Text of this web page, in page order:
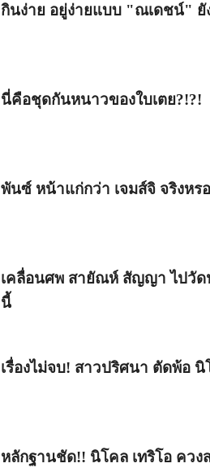
กินง่าย อยู่ง่ายแบบ "ณเดชน์" ยั
นี่คือชุดกันหนาวของใบเตย?!?!
พันซ์ หน้าแก่กว่า เจมส์จิ จริงหรอ
เคลื่อนศพ สายัณห์ สัญญา ไปวัด
นี้
เรื่องไม่จบ! สาวปริศนา ตัดพ้อ นิ
หลักฐานชัด!! นิโคล เทริโอ คว